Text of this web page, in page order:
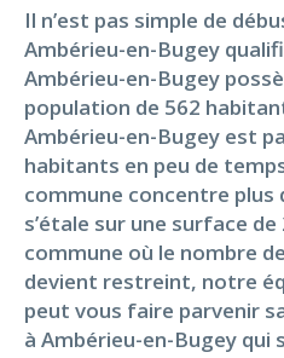
Il n’est pas simple de
Ambérieu-en-Bugey
Ambérieu-en-Bugey
population de 562
Ambérieu-en-Bugey est
habitants en peu de
commune concentre plus
s’étale sur une surface de
commune où le nombre
devient restreint, notre
peut vous faire parvenir
à Ambérieu-en-Bugey